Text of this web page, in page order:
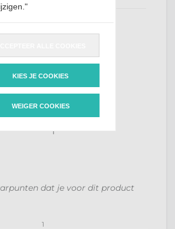
1
dat je voor dit product
KIES JE COOKIES
WEIGER COOKIES